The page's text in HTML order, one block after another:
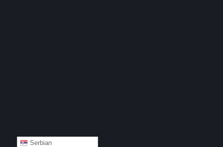
Serbian